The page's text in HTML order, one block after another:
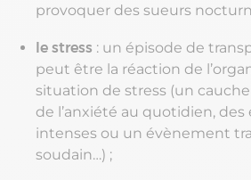
provoquer des sueurs
le stress : un épisode de
peut être la réaction de
situation de stress (un
de l’anxiété au quotidien,
intenses ou un évènement
soudain…) ;